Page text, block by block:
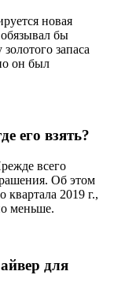
новая
бы
запаса
он был
его взять?
всего
Об этом
квартала 2019 г.,
меньше.
для